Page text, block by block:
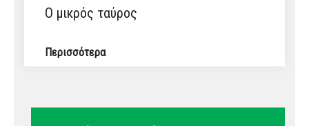
Ο μικρός ταύρος
Περισσότερα